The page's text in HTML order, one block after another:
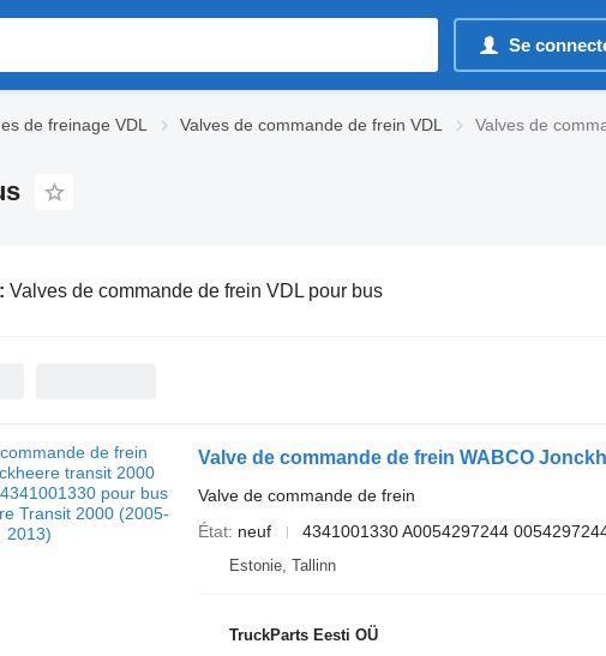
Se
de freinage VDL Valves de commande de frein VDL Valves de
Valves de commande de frein VDL pour bus
Valve de commande de frein
État neuf 4341001330 A0054297244
Estonie, Tallinn
TruckParts Eesti OÜ